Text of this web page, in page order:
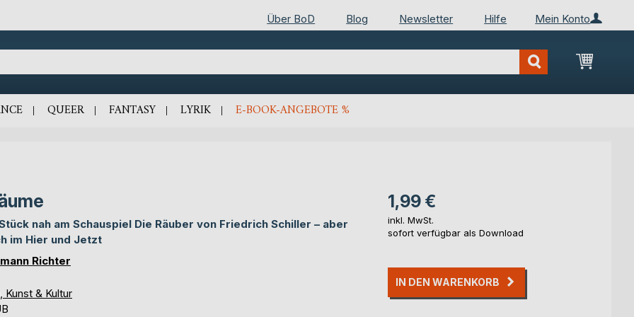
Mein Konto
Über BoD Blog Newsletter Hilfe
Mein
QUEER FANTASY LYRIK E-BOOK-ANGEBOTE %
nah am Schauspiel Die Räuber von Friedrich Schiller – aber
im Hier und Jetzt
Richter
Kunst & Kultur
1,99 €
inkl. MwSt.
sofort verfügbar als Download
IN DEN WARENKORB